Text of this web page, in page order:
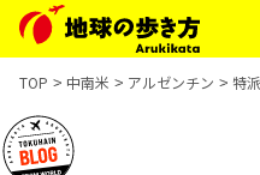
TOP 中南米 アルゼンチン 特